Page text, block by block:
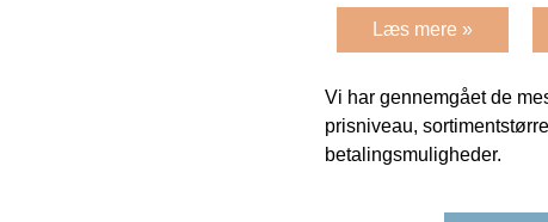
Læs mere »
Vi har gennemgået de
prisniveau,
betalingsmuligheder.